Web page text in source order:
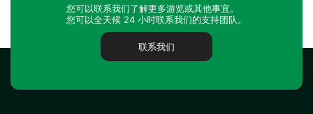
您可以联系我们了解更多游览或其他事宜。
您可以全天候 24 小时联系我们的支持团队。
联系我们